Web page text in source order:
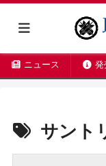
ニュース 発
サント